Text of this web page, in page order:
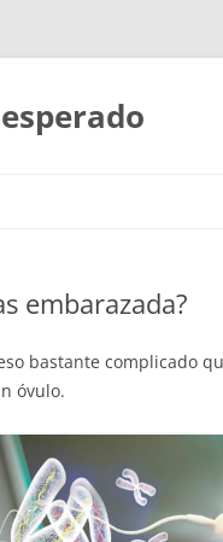
embarazada?
bastante complicado
óvulo.